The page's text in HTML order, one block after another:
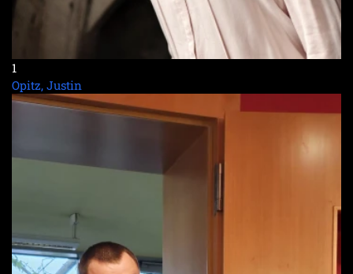
1
Opitz, Justin